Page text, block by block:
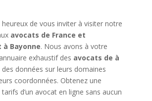
de vous inviter à visiter notre
avocats de France et
Bayonne. Nous avons à votre
exhaustif des avocats de à
des données sur leurs domaines
coordonnées. Obtenez une
d’un avocat en ligne sans aucun